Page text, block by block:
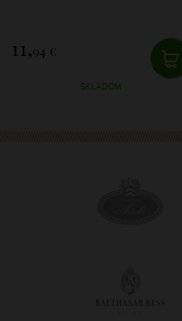
11,94 €
SKLADOM